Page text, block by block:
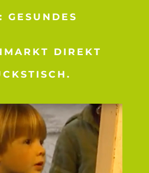
GESUNDES
DIREKT